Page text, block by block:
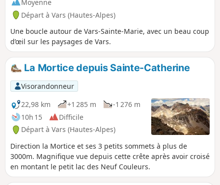
Moyenne
Départ à Vars (Hautes-Alpes)
Une boucle autour de Vars-Sainte-Marie, avec un beau coup
d’œil sur les paysages de Vars.
La Mortice depuis Sainte-Catherine
Visorandonneur
22,98 km
+1 285 m
-1 276 m
10h 15
Difficile
Départ à Vars (Hautes-Alpes)
Direction la Mortice et ses 3 petits sommets à plus de
3000m. Magnifique vue depuis cette crête après avoir croisé
en montant le petit lac des Neuf Couleurs.